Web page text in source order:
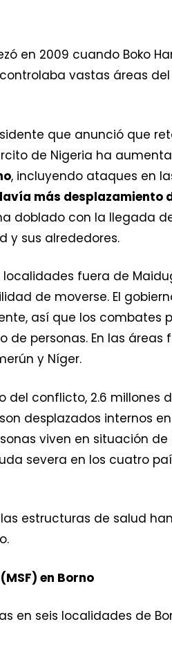
en 2009 cuando Boko
vastas áreas
que anunció que
de Nigeria ha
, incluyendo ataques en
más desplazamiento
doblado con la llegada
y sus alrededores.
fuera de
de moverse. El
así que los
personas. En las
y Níger.
del conflicto, 2.6 millones
desplazados internos
viven en situación
severa en los cuatro
estructuras de salud
en Borno
en seis localidades de